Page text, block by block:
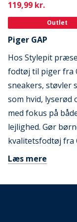
Current
119,99 kr.
Outlet
Piger GAP
Hos Stylepit
fodtøj til piger fra
sneakers, støvler
som hvid, lyserød
med fokus på
lejlighed. Gør
kvalitetsfodtøj fra
Læs mere